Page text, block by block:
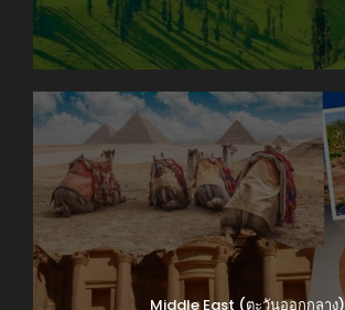
Middle East (ตะวันออกกลาง)